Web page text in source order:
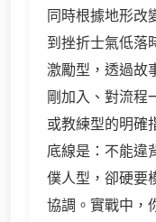
同時根據地形改
到挫折士氣低落
激勵型，透過故
剛加入、對流程
或教練型的明確
底線是：不能違
僕人型，卻硬要
協調。實戰中，